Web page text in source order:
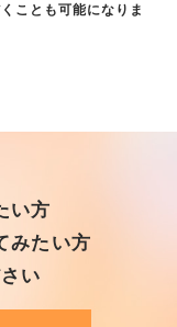
ことも可能になりま
い方
みたい方
い